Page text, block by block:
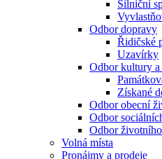
Silniční
Odbor dopravy
Řidičské
Uzavírky
Odbor kultury a
Získané
Odbor obecní
Odbor
Odbor
Volná místa
Pronájmy a prodeje